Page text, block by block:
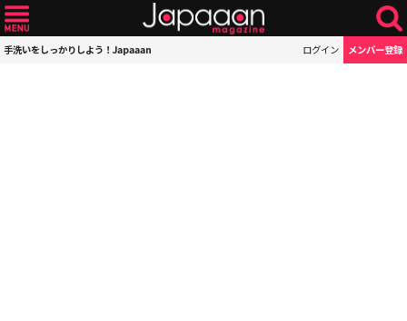
手洗いをしっかりしよう！Japaaan ログイン メンバー登録